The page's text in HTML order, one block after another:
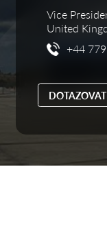
Vice
United
+44